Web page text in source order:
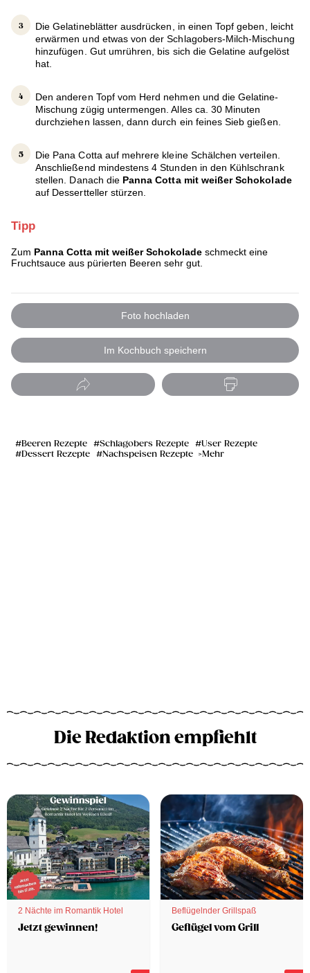
Die Gelatineblätter ausdrücken, in einen Topf geben, leicht
erwärmen und etwas von der Schlagobers-Milch-Mischung
hinzufügen. Gut umrühren, bis sich die Gelatine aufgelöst
hat.
Den anderen Topf vom Herd nehmen und die Gelatine-
Mischung zügig untermengen. Alles ca. 30 Minuten
durchziehen lassen, dann durch ein feines Sieb gießen.
Die Pana Cotta auf mehrere kleine Schälchen verteilen.
Anschließend mindestens 4 Stunden in den Kühlschrank
stellen. Danach die Panna Cotta mit weißer Schokolade
auf Dessertteller stürzen.
Tipp
Zum Panna Cotta mit weißer Schokolade schmeckt eine
Fruchtsauce aus pürierten Beeren sehr gut.
Foto hochladen
Im Kochbuch speichern
Beeren Rezepte Schlagobers Rezepte
User Rezepte
Dessert Rezepte
Nachspeisen Rezepte Mehr
Die Redaktion empfiehlt
2 Nächte im Romantik Hotel
Jetzt gewinnen!
Beflügelnder Grillspaß
Geflügel vom Grill